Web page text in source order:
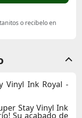
o recibelo en
Vinyl Ink Royal -
Stay Vinyl Ink
Su acabado de